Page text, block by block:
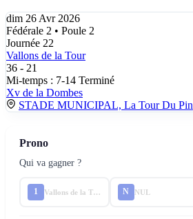
dim 26 Avr 2026
Fédérale 2 • Poule 2
Journée 22
Vallons de la Tour
36 - 21
Mi-temps : 7-14 Terminé
Xv de la Dombes
STADE MUNICIPAL, La Tour Du Pin
Prono
Qui va gagner ?
1 Vallons de la Tour N NUL